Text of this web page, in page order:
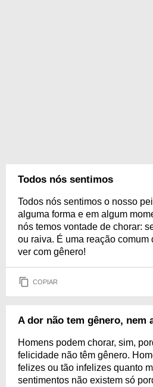
Todos nós sentimos
Todos nós sentimos o nosso
alguma forma e em algum
nós temos vontade de chorar:
ou raiva. É uma reação comum
ver com gênero!
COPIAR
A dor não tem gênero, nem
Homens podem chorar, sim,
felicidade não têm gênero.
felizes ou tão infelizes quanto
sentimentos não existem só